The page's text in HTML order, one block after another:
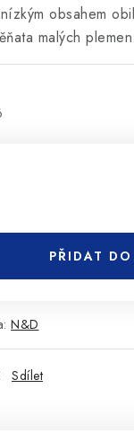
obsahem
malých plemen.
PŘIDAT
N&D
Sdílet